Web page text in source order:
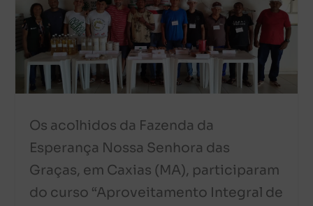
Os acolhidos da Fazenda da
Esperança Nossa Senhora das
Graças, em Caxias (MA), participaram
do curso “Aproveitamento Integral de